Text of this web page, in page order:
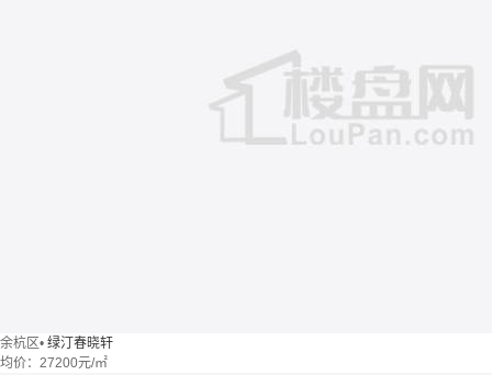
余杭区• 绿汀春晓轩
均价： 27200元/㎡